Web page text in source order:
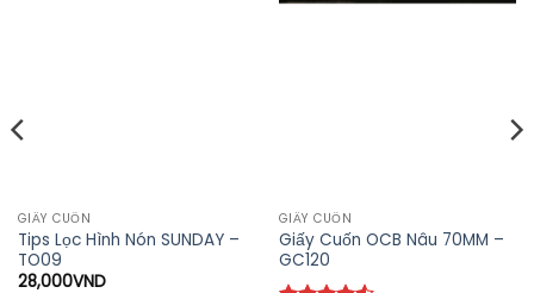
GIẤY CUỐN
Tips Lọc Hình Nón SUNDAY –
TO09
28,000VND
GIẤY CUỐN
Giấy Cuốn OCB Nâu 70MM –
GC120